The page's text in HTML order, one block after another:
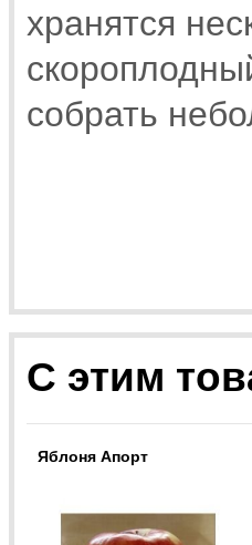
хранятся
собрать
С этим
Яблоня Апорт